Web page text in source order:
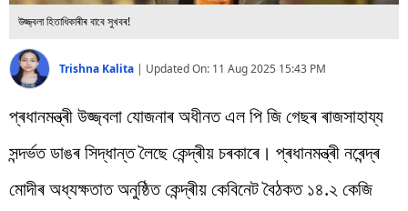
উজ্জ্বলা হিতাধিকাৰীৰ বাবে সুখবৰ!
Trishna Kalita | Updated On: 11 Aug 2025 15:43 PM
প্ৰধানমন্ত্ৰী উজ্জ্বলা যোজনাৰ অধীনত এল পি জি গেছৰ ৰাজসাহায্য
সন্দৰ্ভত ডাঙৰ সিদ্ধান্ত লৈছে কেন্দ্ৰীয় চৰকাৰে। প্ৰধানমন্ত্ৰী নৰেন্দ্ৰ
মোদীৰ অধ্যক্ষতাত অনুষ্ঠিত কেন্দ্ৰীয় কেবিনেট বৈঠকত ১৪.২ কেজি